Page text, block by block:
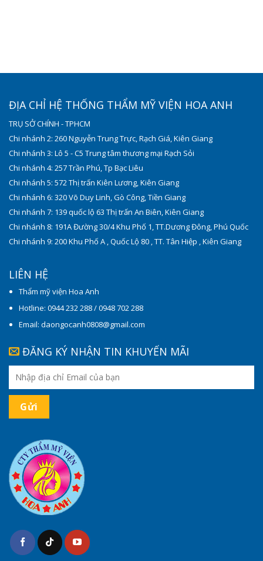
ĐỊA CHỈ HỆ THỐNG THẨM MỸ VIỆN HOA ANH
TRỤ SỞ CHÍNH - TPHCM
Chi nhánh 2: 260 Nguyễn Trung Trực, Rạch Giá, Kiên Giang
Chi nhánh 3: Lô 5 - C5 Trung tâm thương mại Rạch Sỏi
Chi nhánh 4: 257 Trần Phú, Tp Bạc Liêu
Chi nhánh 5: 572 Thị trấn Kiên Lương, Kiên Giang
Chi nhánh 6: 320 Võ Duy Linh, Gò Công, Tiền Giang
Chi nhánh 7: 139 quốc lộ 63 Thị trấn An Biên, Kiên Giang
Chi nhánh 8: 191A Đường 30/4 Khu Phố 1, TT.Dương Đông, Phú Quốc
Chi nhánh 9: 200 Khu Phố A , Quốc Lộ 80 , TT. Tân Hiệp , Kiên Giang
LIÊN HỆ
Thẩm mỹ viện Hoa Anh
Hotline: 0944 232 288 / 0948 702 288
Email: daongocanh0808@gmail.com
ĐĂNG KÝ NHẬN TIN KHUYẾN MÃI